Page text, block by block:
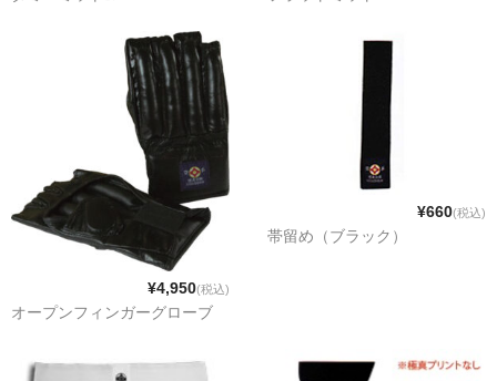
¥4,950(税込)
オープンフィンガーグローブ
¥660(税込)
帯留め（ブラック）